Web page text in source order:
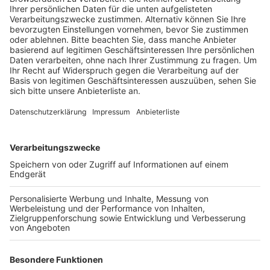
Anzeige
Euer Lieblingssong – direkt vom
Wunschhit-Baum ins Radio!
Anzeige
Unser Wunschhit-Baum wächst mit euren Wünschen!
Einfach das Formular ausfüllen, euren Lieblingssong
eintragen – und schon bringt ihr den Wunschhit-Baum
zum Strahlen! Wir sammeln alle eure Lieblingshits und
spielen sie dann bei uns, bei Radio Erft! Und
mitmachen lohnt sich direkt doppelt: Unter allen
Teilnehmern und Teilnehmerinnen verlosen wir
Freikarten für den Gertrudenhof.